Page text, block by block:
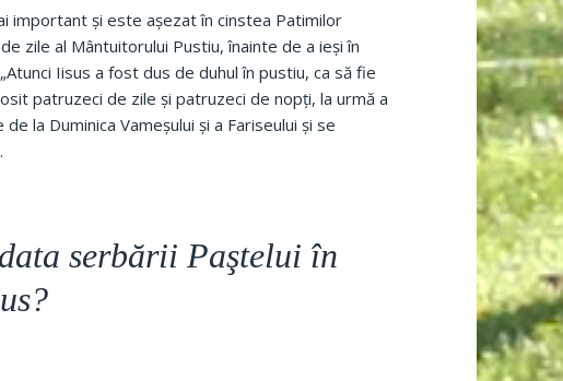
important şi este aşezat în cinstea Patimilor
zile al Mântuitorului Pustiu, înainte de a ieşi în
Iisus a fost dus de duhul în pustiu, ca să fie
patruzeci de zile şi patruzeci de nopţi, la urmă a
la Duminica Vameşului şi a Fariseului şi se
serbării Paştelui în